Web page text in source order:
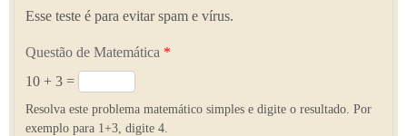
Esse teste é para evitar spam e vírus.
Questão de Matemática *
10 + 3 =
Resolva este problema matemático simples e digite o resultado. Por
exemplo para 1+3, digite 4.